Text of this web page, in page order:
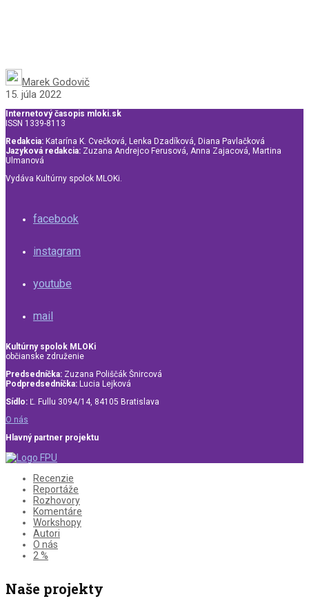
Marek Godovič
15. júla 2022
Internetový časopis mloki.sk
ISSN 1339-8113
Redakcia: Katarína K. Cvečková, Lenka Dzadíková, Diana Pavlačková
Jazyková redakcia: Zuzana Andrejco Ferusová, Anna Zajacová, Martina
Ulmanová
Vydáva Kultúrny spolok MLOKi.
facebook
instagram
youtube
mail
Kultúrny spolok MLOKi
občianske združenie
Predsedníčka: Zuzana Poliščák Šnircová
Podpredsedníčka: Lucia Lejková
Sídlo: Ľ. Fullu 3094/14, 84105 Bratislava
O nás
Hlavný partner projektu
Recenzie
Reportáže
Rozhovory
Komentáre
Workshopy
Autori
O nás
2 %
Naše projekty